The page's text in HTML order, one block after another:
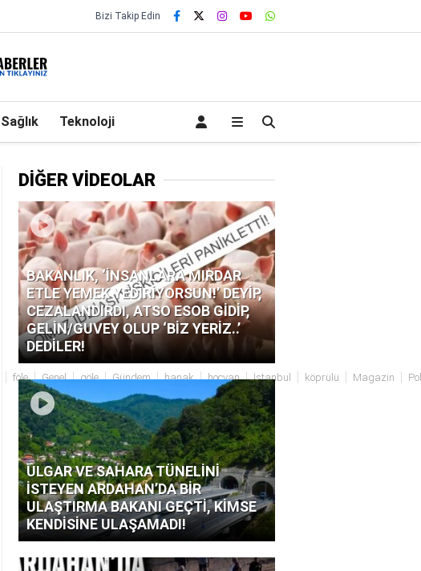
Bizi Takip Edin
Sağlık Teknoloji
föle Genel göle Gündem hanak hoçvan İstanbul köprülü Magazin
DİĞER VİDEOLAR
BAKANLIK, ‘İNSANLARA MIRDAR
ETLE YEMEK YEDİRİYORSUN!’ DEYİP,
CEZALANDIRDI, ATSO ESOB GİDİP,
GELİN/GUVEY OLUP ‘BİZ YERİZ..’
DEDİLER!
ULGAR VE SAHARA TÜNELİNİ
İSTEYEN ARDAHAN’DA BİR
ULAŞTIRMA BAKANI GEÇTİ, KİMSE
KENDİSİNE ULAŞAMADI!